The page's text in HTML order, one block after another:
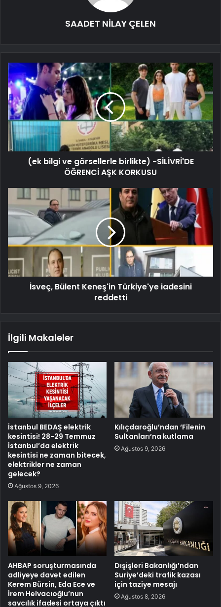
SAADET NİLAY ÇELEN
(ek bilgi ve görsellerle birlikte) -SİLİVRİ'DE
ÖĞRENCİ AŞK KORKUSU
İsveç, Bülent Keneş'in Türkiye'ye iadesini
reddetti
İlgili Makaleler
İstanbul BEDAŞ elektrik
kesintisi! 28-29 Temmuz
İstanbul’da elektrik
kesintisi ne zaman bitecek,
elektrikler ne zaman
gelecek?
Ağustos 9, 2026
Kılıçdaroğlu’ndan ‘Filenin
Sultanları’na kutlama
Ağustos 9, 2026
AHBAP soruşturmasında
adliyeye davet edilen
Kerem Bürsin, Eda Ece ve
İrem Helvacıoğlu’nun
savcılık ifadesi ortaya çıktı
Dışişleri Bakanlığı’ndan
Suriye’deki trafik kazası
için taziye mesajı
Ağustos 8, 2026